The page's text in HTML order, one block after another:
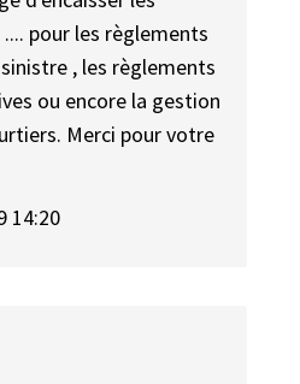
pour les règlements
, les règlements
ou encore la gestion
Merci pour votre
14:20